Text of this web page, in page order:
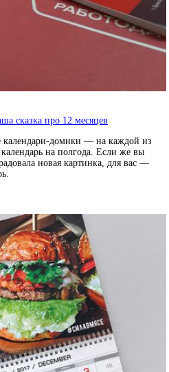
сказка про 12 месяцев
календари-домики — на каждой из
календарь на полгода. Если же вы
новая картинка, для вас —